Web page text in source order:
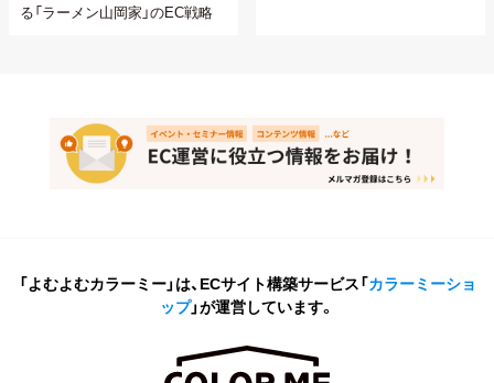
る「ラーメン山岡家」のEC戦略
「よむよむカラーミー」は、ECサイト構築サービス「カラーミーショ
ップ」が運営しています。